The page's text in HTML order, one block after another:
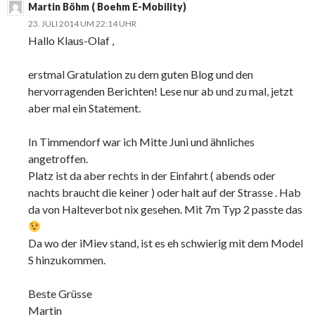
Martin Böhm ( Boehm E-Mobility)
23. JULI 2014 UM 22:14 UHR
Hallo Klaus-Olaf ,
erstmal Gratulation zu dem guten Blog und den
hervorragenden Berichten! Lese nur ab und zu mal, jetzt
aber mal ein Statement.
In Timmendorf war ich Mitte Juni und ähnliches
angetroffen.
Platz ist da aber rechts in der Einfahrt ( abends oder
nachts braucht die keiner ) oder halt auf der Strasse . Hab
da von Halteverbot nix gesehen. Mit 7m Typ 2 passte das
Da wo der iMiev stand, ist es eh schwierig mit dem Model
S hinzukommen.
Beste Grüsse
Martin